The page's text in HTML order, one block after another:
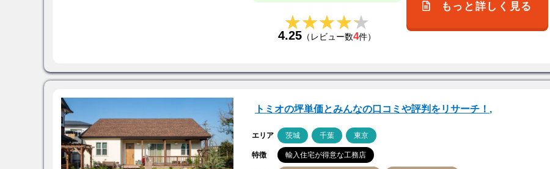
★★★★★
★★★★★
4.25 （レビュー数4件）
もっと詳しく見る
トミオの坪単価とみんなの口コミや評判をリサーチ！,
エリア 茨城 千葉 東京
特徴 輸入住宅が得意な工務店